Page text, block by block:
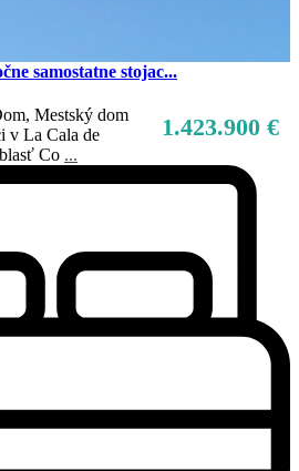
samostatne stojac...
1.423.900 €
Mestský dom
v La Cala de
Co ...